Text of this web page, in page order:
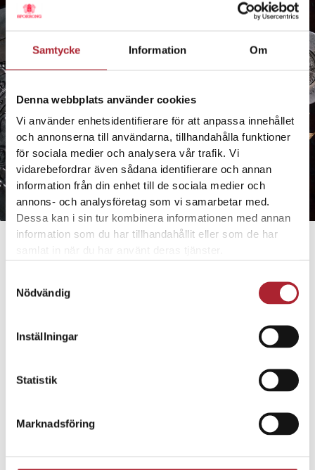
Samtycke Information Om
Denna webbplats använder cookies
Vi använder enhetsidentifierare för att anpassa innehållet
och annonserna till användarna, tillhandahålla funktioner
för sociala medier och analysera vår trafik. Vi
vidarebefordrar även sådana identifierare och annan
information från din enhet till de sociala medier och
annons- och analysföretag som vi samarbetar med.
Dessa kan i sin tur kombinera informationen med annan
information som du har tillhandahållit eller som de har
samlat in när du har använt deras tjänster.
Nödvändig
Inställningar
Statistik
Marknadsföring
Sporrong – högkvalitativa metallprodukter gjorda av erfarna hantverkare